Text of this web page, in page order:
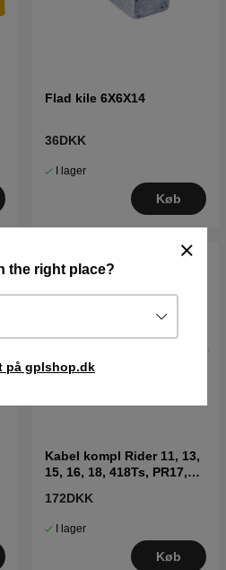
the right place?
på gplshop.dk
Flad kile 6X6X14
36DKK
I lager
Køb
Kabel kompl Rider 11, 13,
15, 16, 18, 418Ts, PR17,
172DKK
I lager
Køb